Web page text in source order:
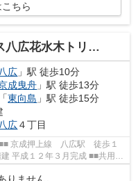
ちら
花水木トリニティ
広 」駅 徒歩10分
成曳舟 」駅 徒歩13分
「東向島 」駅 徒歩15分
広４丁目
１